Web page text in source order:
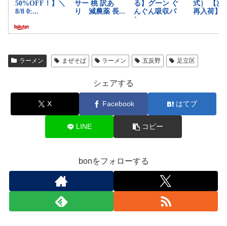
ラーメン まぜそば ラーメン 五反野 足立区
シェアする
X Facebook はてブ
LINE コピー
bonをフォローする